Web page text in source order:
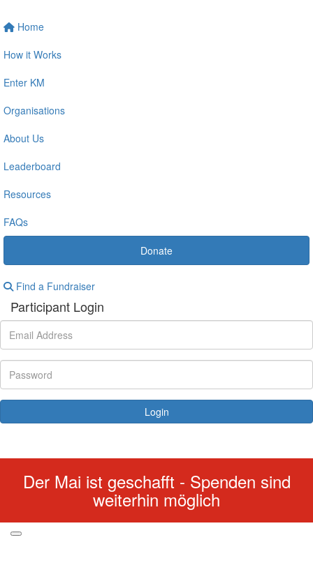
Home
How it Works
Enter KM
Organisations
About Us
Leaderboard
Resources
FAQs
Donate
Find a Fundraiser
Participant Login
Login
Der Mai ist geschafft - Spenden sind
weiterhin möglich